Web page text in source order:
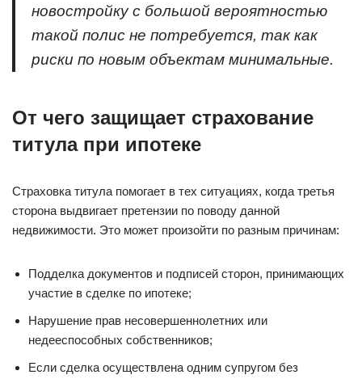
новостройку с большой вероятностью
такой полис не потребуется, так как
риски по новым объектам минимальные.
От чего защищает страхование
титула при ипотеке
Страховка титула помогает в тех ситуациях, когда третья
сторона выдвигает претензии по поводу данной
недвижимости. Это может произойти по разным причинам:
Подделка документов и подписей сторон, принимающих
участие в сделке по ипотеке;
Нарушение прав несовершеннолетних или
недееспособных собственников;
Если сделка осуществлена одним супругом без